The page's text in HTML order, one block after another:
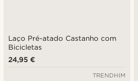
Laço Pré-atado Castanho com
Bicicletas
24,95 €
TRENDHIM